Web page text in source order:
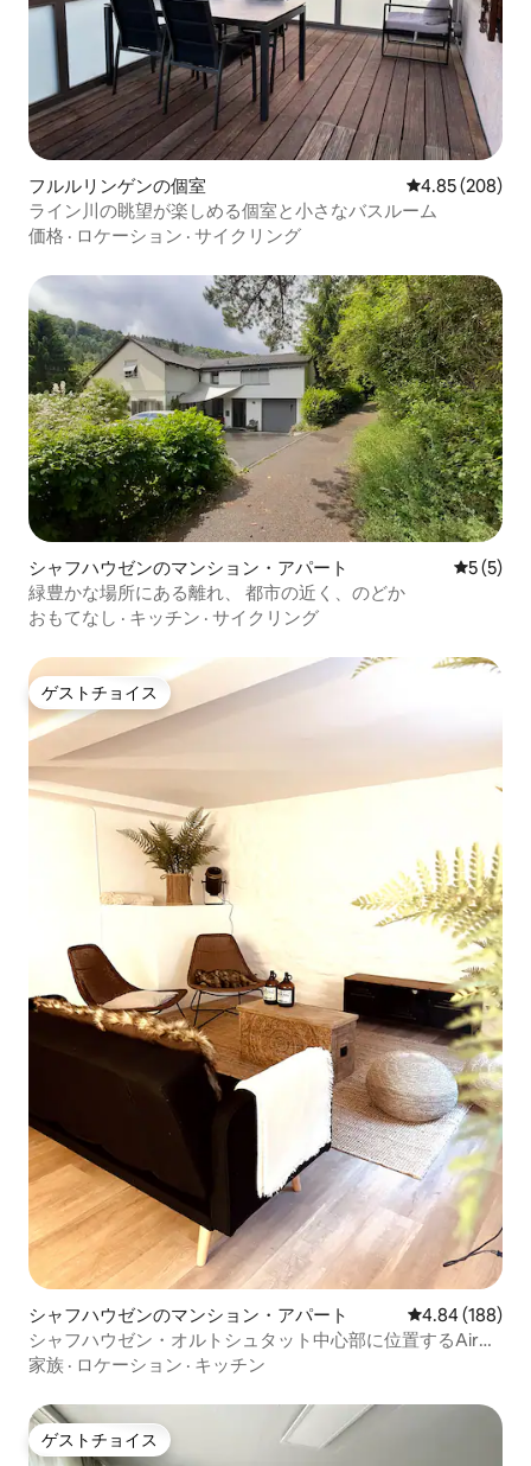
フルルリンゲンの個室 レビュー208
4.85 (208)
ライン川の眺望が楽しめる個室と小さなバスルーム
価格 · ロケーション · サイクリング
シャフハウゼンのマンション・アパート レビュー
5 (5)
緑豊かな場所にある離れ、 都市の近く、のどか
おもてなし · キッチン · サイクリング
ゲストチョイス
ゲストチョイス
シャフハウゼンのマンション・アパート レビュー188
4.84 (188)
シャフハウゼン・オルトシュタット中心部に位置するAir
BnBar N°13
家族 · ロケーション · キッチン
ゲストチョイス
ゲストチョイス